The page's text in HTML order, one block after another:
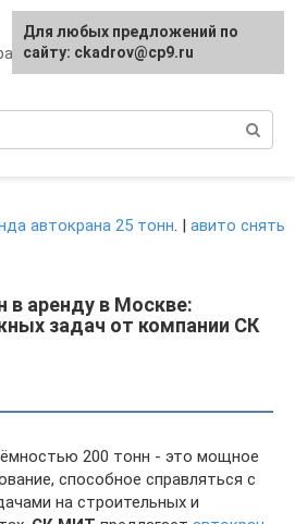
и
автокрана 25 тонн. | авито снять
в аренду в Москве:
задач от компании СК
200 тонн - это мощное
способное справляться с
на строительных и
Для любых предложений по
сайту: ckadrov@cp9.ru